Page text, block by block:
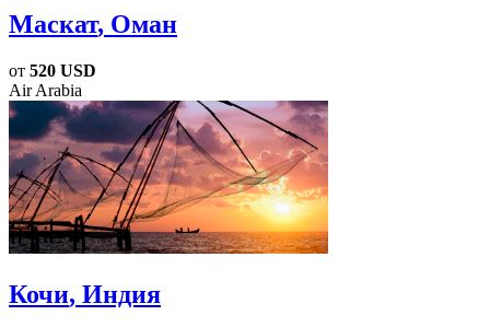
Маскат, Оман
от 520 USD
Air Arabia
Кочи, Индия